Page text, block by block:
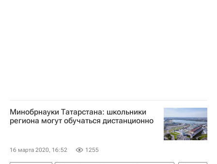
Минобрнауки Татарстана: школьники
региона могут обучаться дистанционно
16 марта 2020, 16:52 1255